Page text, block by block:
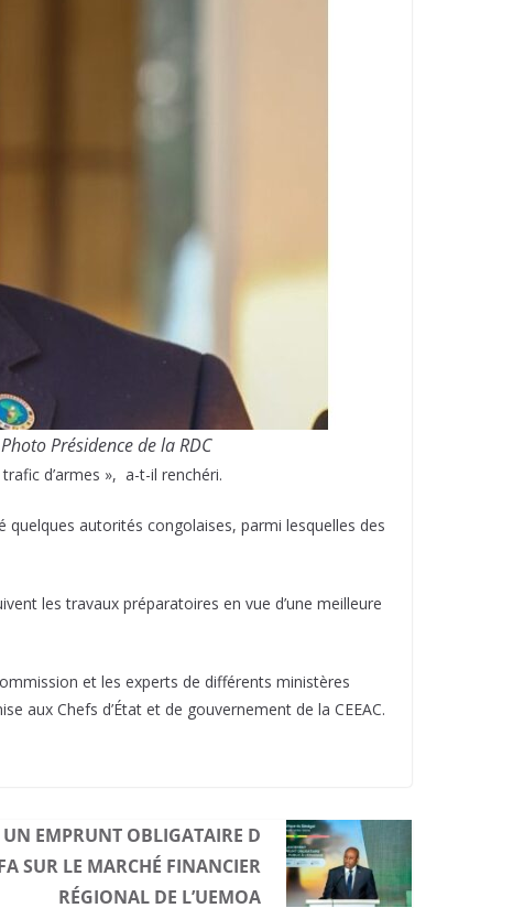
Présidence de la RDC
d’armes », a-t-il renchéri.
quelques autorités congolaises, parmi lesquelles des
les travaux préparatoires en vue d’une meilleure
et les experts de différents ministères
aux Chefs d’État et de gouvernement de la CEEAC.
UN EMPRUNT OBLIGATAIRE D
SUR LE MARCHÉ FINANCIER
RÉGIONAL DE L’UEMOA